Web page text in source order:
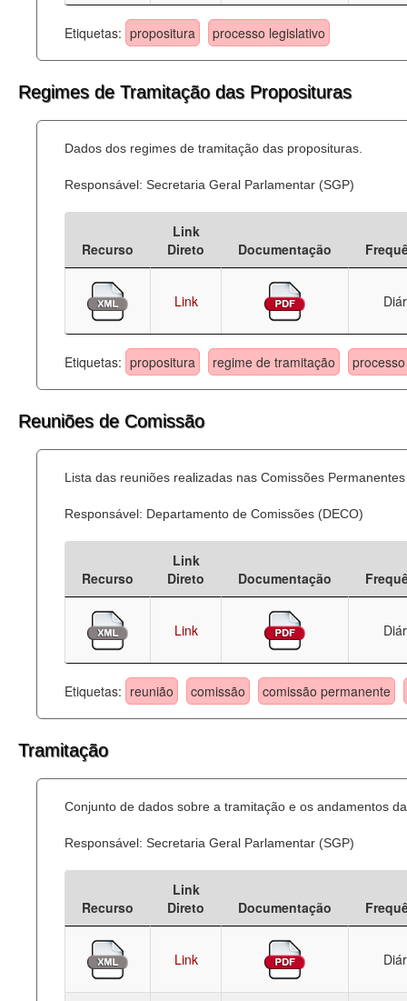
Etiquetas: propositura processo legislativo
Regimes de Tramitação das Proposituras
Dados dos regimes de tramitação das proposituras.
Responsável: Secretaria Geral Parlamentar (SGP)
Recurso
Link
Direto
Documentação
Link
Etiquetas: propositura regime de tramitação
Reuniões de Comissão
Lista das reuniões realizadas nas Comissões
Responsável: Departamento de Comissões (DECO)
Recurso
Link
Direto
Documentação
Link
Etiquetas: reunião comissão comissão permanente
Tramitação
Conjunto de dados sobre a tramitação e os andamentos
Responsável: Secretaria Geral Parlamentar (SGP)
Recurso
Link
Direto
Documentação
Link